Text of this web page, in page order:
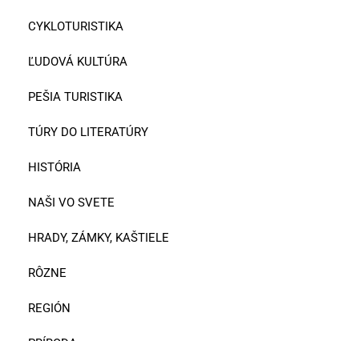
CYKLOTURISTIKA
ĽUDOVÁ KULTÚRA
PEŠIA TURISTIKA
TÚRY DO LITERATÚRY
HISTÓRIA
NAŠI VO SVETE
HRADY, ZÁMKY, KAŠTIELE
RÔZNE
REGIÓN